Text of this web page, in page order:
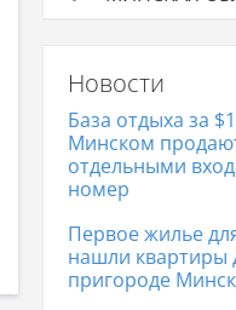
Сервисы в Минске
Новости
База отдыха за
Минском
отдельными
номер
Первое жилье
нашли квартиры
пригороде